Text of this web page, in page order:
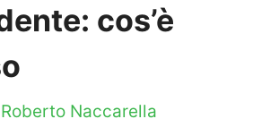
cos’è
Roberto Naccarella